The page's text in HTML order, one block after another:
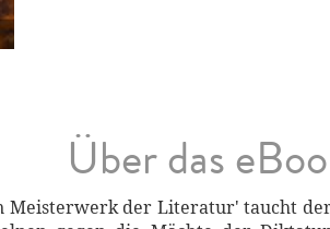
Über das
Meisterwerk der Literatur' taucht